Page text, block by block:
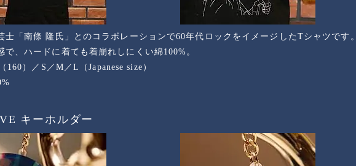
士「南條 隆氏」とのコラボレーションで60年代ロックをイメージしたTシャツです。
で、ハードに着ても着崩れしにくい綿100%。
160）／S／M／L（Japanese size）
キーホルダー